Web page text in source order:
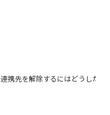
連携先を解除するにはどうしたら